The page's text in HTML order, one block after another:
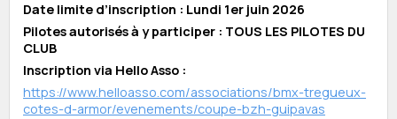
Date limite d’inscription : Lundi 1er juin 2026
Pilotes autorisés à y participer : TOUS LES PILOTES DU
CLUB
Inscription via Hello Asso :
https://www.helloasso.com/associations/bmx-tregueux-
cotes-d-armor/evenements/coupe-bzh-guipavas